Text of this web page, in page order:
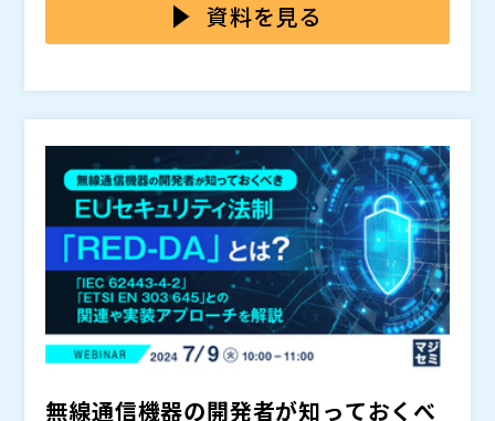
なってきました。
らEU市場で販売される対象の無線機器については「無
線機器指令委託法令（RED-DA）」に基づいた様々な要
DAの整合規格（草案）は「IEC 62443-4-2」「EN 303
645」などを参照しています。無線通信機器の開発部門
や担当者は指令内容を早期に把握して、無線機器の開発
に反映していく必要があります。 また、2024年中に
「Cyber Resilience Act（CRA）」が発効予定となっ
ており、無線機器だけではなく直接および間接的にネッ
トワークにつながる電子デバイスのほとんどが対象とな
ることが示されています。
を対象とする「EUサイバーレジリエンス法（CRA）」
の施行も予定されており、各法案・規格に対するセキュ
これらのセキュリティ法案・規格に準拠する要件は幅広
く、網羅するのは簡単なことではありません。 本セミ
ナーは、無線通信機器の開発部門や担当者の方を対象に
開催いたします。最新情報を踏まえながら、草案から読
み解ける整合規格の詳細や草案に則った機器検証の実践
アプローチなどを解説。さらに、専門家による認証取得
に必要な各種手続きや文書作成などをワンストップで支
援するセキュリティ認証コンサルティングサービスをご
紹介します。 「RED-DAへの対応方法を知りたい」「IE
C 62443-4-2/ETSI EN 303 645との関係が分からな
い」「具体的な認定プロセスについて分からない」「C
したい」という方は、ぜひご参加ください。
株式会社オープンソース活用研究所（） マジセミ株式
会社（） ※共催、協賛、協力、講演企業は将来的に追
加、削除される可能性があります。
資料を見る
無線通信機器の開発者が知っておくべ